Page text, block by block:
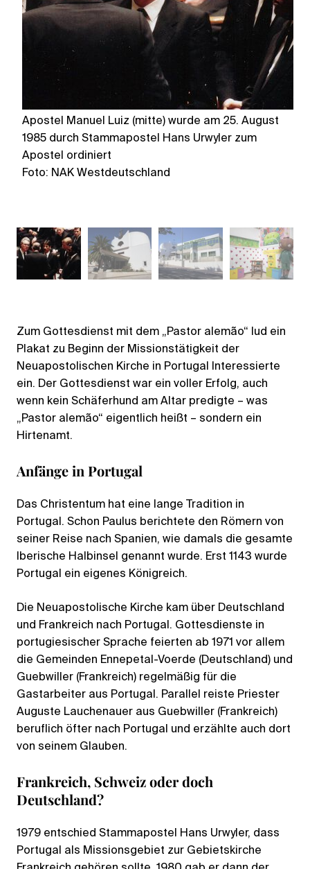
Apostel Manuel Luiz (mitte) wurde am 25. August
1985 durch Stammapostel Hans Urwyler zum
Apostel ordiniert
Foto: NAK Westdeutschland
Zum Gottesdienst mit dem „Pastor alemão“ lud ein
Plakat zu Beginn der Missionstätigkeit der
Neuapostolischen Kirche in Portugal Interessierte
ein. Der Gottesdienst war ein voller Erfolg, auch
wenn kein Schäferhund am Altar predigte – was
„Pastor alemão“ eigentlich heißt – sondern ein
Hirtenamt.
Anfänge in Portugal
Das Christentum hat eine lange Tradition in
Portugal. Schon Paulus berichtete den Römern von
seiner Reise nach Spanien, wie damals die gesamte
Iberische Halbinsel genannt wurde. Erst 1143 wurde
Portugal ein eigenes Königreich.
Die Neuapostolische Kirche kam über Deutschland
und Frankreich nach Portugal. Gottesdienste in
portugiesischer Sprache feierten ab 1971 vor allem
die Gemeinden Ennepetal-Voerde (Deutschland) und
Guebwiller (Frankreich) regelmäßig für die
Gastarbeiter aus Portugal. Parallel reiste Priester
Auguste Lauchenauer aus Guebwiller (Frankreich)
beruflich öfter nach Portugal und erzählte auch dort
von seinem Glauben.
Frankreich, Schweiz oder doch
Deutschland?
1979 entschied Stammapostel Hans Urwyler, dass
Portugal als Missionsgebiet zur Gebietskirche